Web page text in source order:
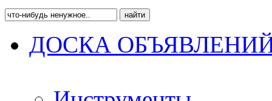
ДОСКА